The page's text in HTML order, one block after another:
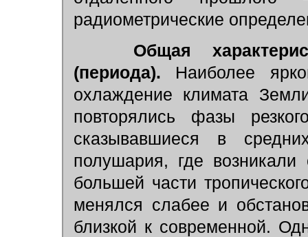
радиометрические
Общая
(периода). Наиболее
охлаждение климата
повторялись фазы
сказывавшиеся в
полушария, где
большей части
менялся слабее и
близкой к современной.